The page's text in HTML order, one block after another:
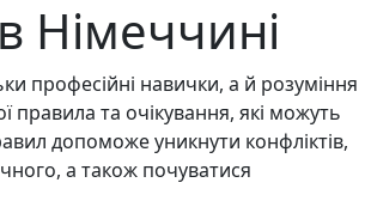
Німеччині
професійні навички, а й розуміння
правила та очікування, які можуть
допоможе уникнути конфліктів,
а також почуватися